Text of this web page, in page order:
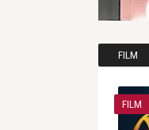
FILM
FILM